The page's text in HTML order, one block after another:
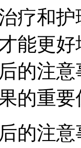
疗和
能更
的注
的重要
的注